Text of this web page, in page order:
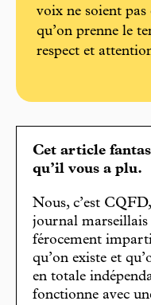
voix ne soient
qu’on prenne le
respect et
Cet article
qu’il vous a plu.
Nous, c’est
journal marseillais
férocement
qu’on existe et
en totale
fonctionne avec